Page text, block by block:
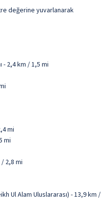
değerine yuvarlanarak
- 2,4 km / 1,5 mi
mi
mi
2,8 mi
Ul Alam Uluslararası) - 13,9 km /